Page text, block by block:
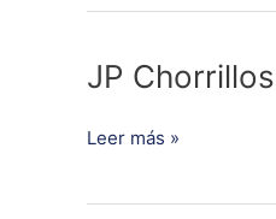
JP Chorrillos
JP
Leer más »